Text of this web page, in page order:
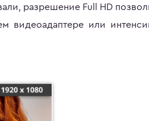
разрешение Full HD
видеоадаптере или